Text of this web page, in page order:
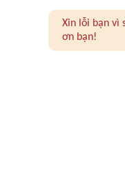
Xin lỗi bạn vì
ơn bạn!